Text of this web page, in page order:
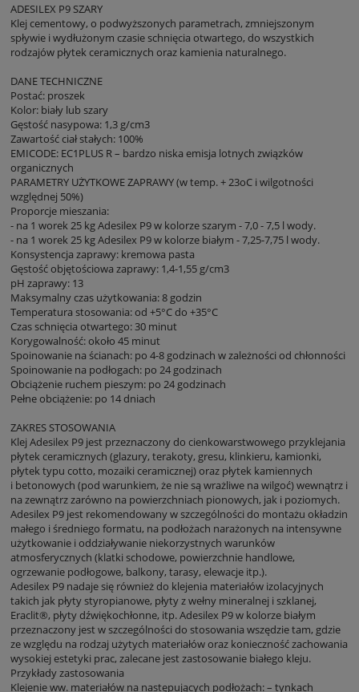
ADESILEX P9 SZARY
Klej cementowy, o podwyższonych parametrach, zmniejszonym
spływie i wydłużonym czasie schnięcia otwartego, do wszystkich
rodzajów płytek ceramicznych oraz kamienia naturalnego.
DANE TECHNICZNE
Postać: proszek
Kolor: biały lub szary
Gęstość nasypowa: 1,3 g/cm3
Zawartość ciał stałych: 100%
EMICODE: EC1PLUS R – bardzo niska emisja lotnych związków
organicznych
PARAMETRY UŻYTKOWE ZAPRAWY (w temp. + 23oC i wilgotności
względnej 50%)
Proporcje mieszania:
- na 1 worek 25 kg Adesilex P9 w kolorze szarym - 7,0 - 7,5 l wody.
- na 1 worek 25 kg Adesilex P9 w kolorze białym - 7,25-7,75 l wody.
Konsystencja zaprawy: kremowa pasta
Gęstość objętościowa zaprawy: 1,4-1,55 g/cm3
pH zaprawy: 13
Maksymalny czas użytkowania: 8 godzin
Temperatura stosowania: od +5°C do +35°C
Czas schnięcia otwartego: 30 minut
Korygowalność: około 45 minut
Spoinowanie na ścianach: po 4-8 godzinach w zależności od chłonności
Spoinowanie na podłogach: po 24 godzinach
Obciążenie ruchem pieszym: po 24 godzinach
Pełne obciążenie: po 14 dniach
ZAKRES STOSOWANIA
Klej Adesilex P9 jest przeznaczony do cienkowarstwowego przyklejania
płytek ceramicznych (glazury, terakoty, gresu, klinkieru, kamionki,
płytek typu cotto, mozaiki ceramicznej) oraz płytek kamiennych
i betonowych (pod warunkiem, że nie są wrażliwe na wilgoć) wewnątrz i
na zewnątrz zarówno na powierzchniach pionowych, jak i poziomych.
Adesilex P9 jest rekomendowany w szczególności do montażu okładzin
małego i średniego formatu, na podłożach narażonych na intensywne
użytkowanie i oddziaływanie niekorzystnych warunków
atmosferycznych (klatki schodowe, powierzchnie handlowe,
ogrzewanie podłogowe, balkony, tarasy, elewacje itp.).
Adesilex P9 nadaje się również do klejenia materiałów izolacyjnych
takich jak płyty styropianowe, płyty z wełny mineralnej i szklanej,
Eraclit®, płyty dźwiękochłonne, itp. Adesilex P9 w kolorze białym
przeznaczony jest w szczególności do stosowania wszędzie tam, gdzie
ze względu na rodzaj użytych materiałów oraz konieczność zachowania
wysokiej estetyki prac, zalecane jest zastosowanie białego kleju.
Przykłady zastosowania
Klejenie ww. materiałów na następujących podłożach: – tynkach